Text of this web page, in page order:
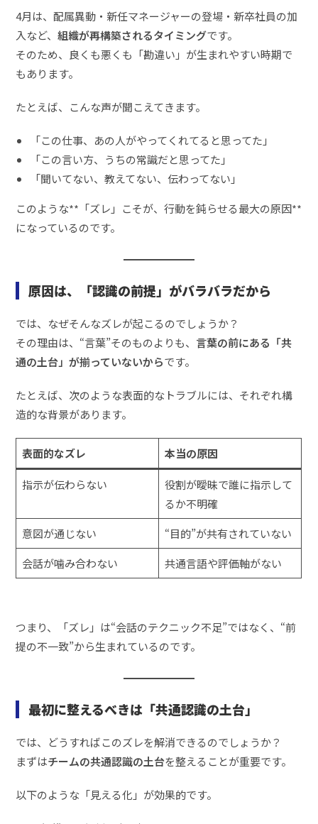
4月は、配属異動・新任マネージャーの登場・新卒社員の加
入など、組織が再構築されるタイミングです。
そのため、良くも悪くも「勘違い」が生まれやすい時期で
もあります。
たとえば、こんな声が聞こえてきます。
「この仕事、あの人がやってくれてると思ってた」
「この言い方、うちの常識だと思ってた」
「聞いてない、教えてない、伝わってない」
このような**「ズレ」こそが、行動を鈍らせる最大の原因**
になっているのです。
原因は、「認識の前提」がバラバラだから
では、なぜそんなズレが起こるのでしょうか？
その理由は、“言葉”そのものよりも、 言葉の前にある「共
通の土台」が揃っていないからです。
たとえば、次のような表面的なトラブルには、それぞれ構
造的な背景があります。
表面的なズレ 本当の原因
指示が伝わらない
役割が曖昧で誰に指示して
るか不明確
意図が通じない
“目的”が共有されていない
会話が噛み合わない
共通言語や評価軸がない
つまり、「ズレ」は“会話のテクニック不足”ではなく、“前
提の不一致”から生まれているのです。
最初に整えるべきは「共通認識の土台」
では、どうすればこのズレを解消できるのでしょうか？
まずはチームの共通認識の土台を整えることが重要です。
以下のような「見える化」が効果的です。